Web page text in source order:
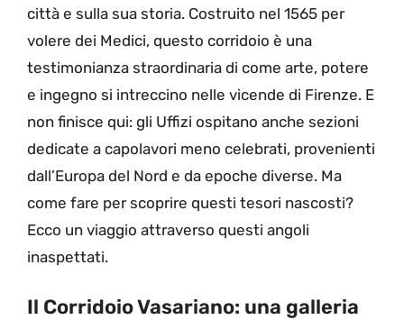
città e sulla sua storia. Costruito nel 1565 per
volere dei Medici, questo corridoio è una
testimonianza straordinaria di come arte, potere
e ingegno si intreccino nelle vicende di Firenze. E
non finisce qui: gli Uffizi ospitano anche sezioni
dedicate a capolavori meno celebrati, provenienti
dall’Europa del Nord e da epoche diverse. Ma
come fare per scoprire questi tesori nascosti?
Ecco un viaggio attraverso questi angoli
inaspettati.
Il Corridoio Vasariano: una galleria